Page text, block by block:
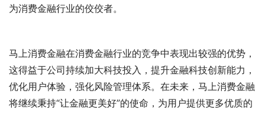
为消费金融行业的佼佼者。
马上消费金融在消费金融行业的竞争中表现出较强的优势，
这得益于公司持续加大科技投入，提升金融科技创新能力，
优化用户体验，强化风险管理体系。在未来，马上消费金融
将继续秉持“让金融更美好”的使命，为用户提供更多优质的